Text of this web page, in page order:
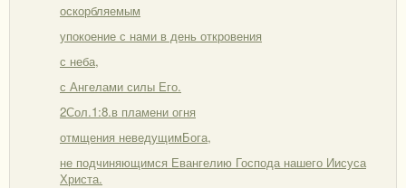
оскорбляемым
упокоение с нами в день откровения
с неба,
с Ангелами силы Его.
2Сол.1:8.в пламени огня
отмщения неведущимБога,
не подчиняющимся Евангелию Господа нашего Иисуса
Христа.